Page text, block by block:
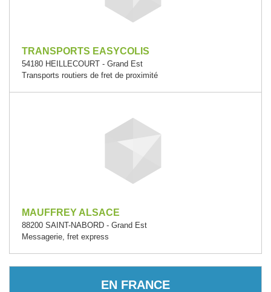
TRANSPORTS EASYCOLIS
54180 HEILLECOURT - Grand Est
Transports routiers de fret de proximité
MAUFFREY ALSACE
88200 SAINT-NABORD - Grand Est
Messagerie, fret express
EN FRANCE